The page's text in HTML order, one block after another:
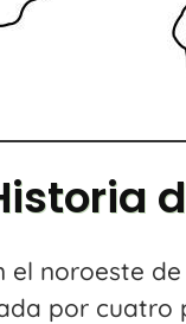
noroeste
por cuatro